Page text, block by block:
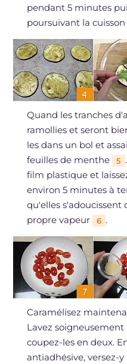
pendant 5 minutes
poursuivant la
Quand les tranches
ramollies et seront
les dans un bol et
feuilles de menthe
5
film plastique et
environ 5 minutes à
qu'elles s'adoucissent
propre vapeur
6 .
Caramélisez
Lavez
coupez-les en deux.
antiadhésive, versez-